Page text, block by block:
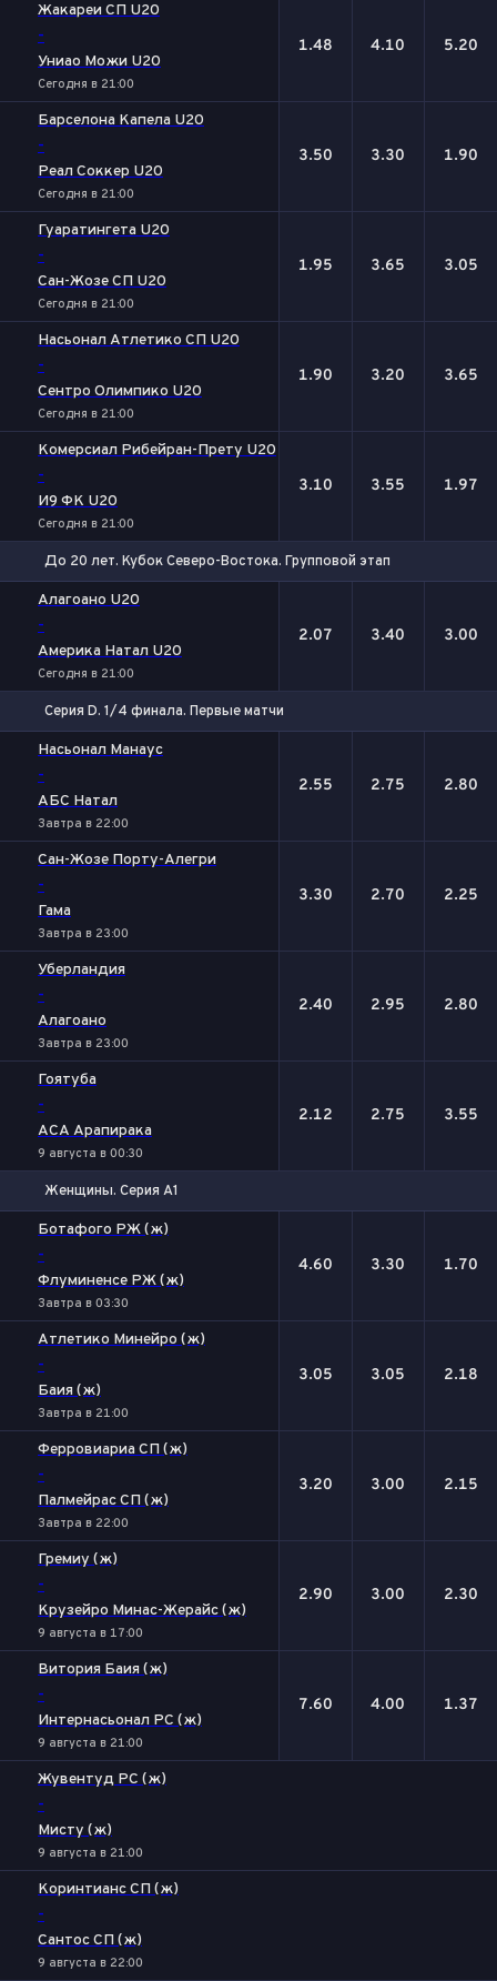
Жакареи СП U20
-
Униао Можи U20
Сегодня в 21:00
1.48 4.10 5.20
Барселона Капела U20
-
Реал Соккер U20
Сегодня в 21:00
3.50 3.30 1.90
Гуаратингета U20
-
Сан-Жозе СП U20
Сегодня в 21:00
1.95 3.65 3.05
Насьонал Атлетико СП U20
-
Сентро Олимпико U20
Сегодня в 21:00
1.90 3.20 3.65
Комерсиал Рибейран-Прету U20
-
И9 ФК U20
Сегодня в 21:00
3.10 3.55 1.97
До 20 лет. Кубок Северо-Востока. Групповой этап
Алагоано U20
-
Америка Натал U20
Сегодня в 21:00
2.07 3.40 3.00
Серия D. 1/4 финала. Первые матчи
Насьонал Манаус
-
АБС Натал
Завтра в 22:00
2.55 2.75 2.80
Сан-Жозе Порту-Алегри
-
Гама
Завтра в 23:00
3.30 2.70 2.25
Уберландия
-
Алагоано
Завтра в 23:00
2.40 2.95 2.80
Гоятуба
-
АСА Арапирака
9 августа в 00:30
2.12 2.75 3.55
Женщины. Серия А1
Ботафого РЖ (ж)
-
Флуминенсе РЖ (ж)
Завтра в 03:30
4.60 3.30 1.70
Атлетико Минейро (ж)
-
Баия (ж)
Завтра в 21:00
3.05 3.05 2.18
Ферровиариа СП (ж)
-
Палмейрас СП (ж)
Завтра в 22:00
3.20 3.00 2.15
Гремиу (ж)
-
Крузейро Минас-Жерайс (ж)
9 августа в 17:00
2.90 3.00 2.30
Витория Баия (ж)
-
Интернасьонал РС (ж)
9 августа в 21:00
7.60 4.00 1.37
Жувентуд РС (ж)
-
Мисту (ж)
9 августа в 21:00
Коринтианс СП (ж)
-
Сантос СП (ж)
9 августа в 22:00